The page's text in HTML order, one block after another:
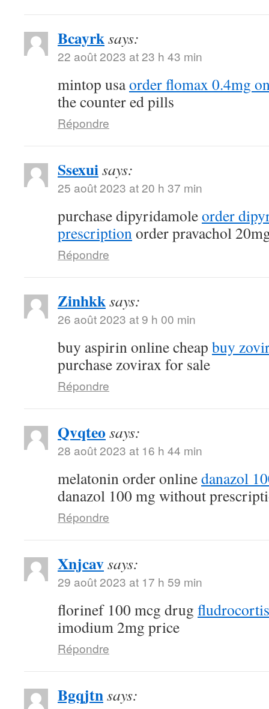
Bcayrksays:
22 août 2023 at 23 h 43 min
mintop usaorder flomax 0.4mg
the counter ed pills
Répondre
Ssexuisays:
25 août 2023 at 20 h 37 min
purchase dipyridamoleorder
prescriptionorder pravachol
Répondre
Zinhkksays:
26 août 2023 at 9 h 00 min
buy aspirin online cheap buy
purchase zovirax for sale
Répondre
Qvqteo says:
28 août 2023 at 16 h 44 min
melatonin order onlinedanazol
danazol 100 mg without
Répondre
Xnjcavsays:
29 août 2023 at 17 h 59 min
florinef 100 mcg drug
imodium 2mg price
Répondre
Bgqjtnsays: